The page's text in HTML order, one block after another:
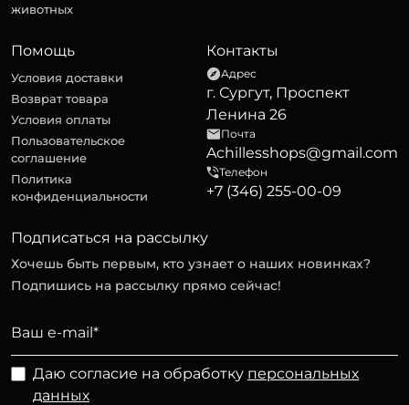
животных
Помощь
Условия доставки
Возврат товара
Условия оплаты
Пользовательское
соглашение
Политика
конфиденциальности
Контакты
Адрес
г. Сургут, Проспект
Ленина 26
Почта
Achillesshops@gmail.com
Телефон
+7 (346) 255-00-09
Подписаться на рассылку
Хочешь быть первым, кто узнает о наших новинках?
Подпишись на рассылку прямо сейчас!
Даю согласие на обработку персональных
данных